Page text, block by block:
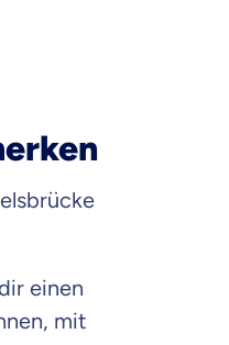
einen
mit